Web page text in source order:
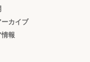
カイブ
報